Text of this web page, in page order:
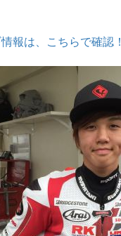
報は、こちらで確認！